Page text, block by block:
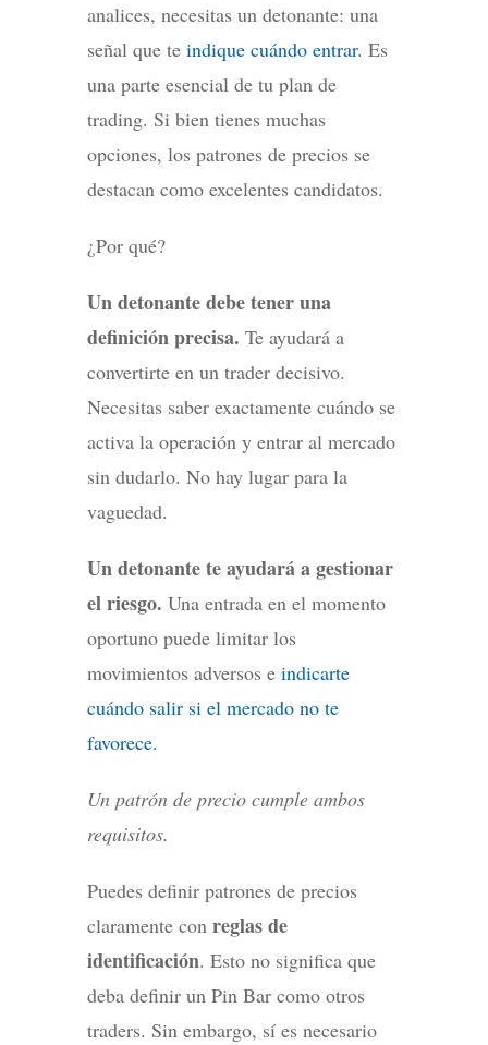
analices, necesitas un detonante: una
señal que te indique cuándo entrar. Es
una parte esencial de tu plan de
trading. Si bien tienes muchas
opciones, los patrones de precios se
destacan como excelentes candidatos.
¿Por qué?
Un detonante debe tener una
definición precisa. Te ayudará a
convertirte en un trader decisivo.
Necesitas saber exactamente cuándo se
activa la operación y entrar al mercado
sin dudarlo. No hay lugar para la
vaguedad.
Un detonante te ayudará a gestionar
el riesgo. Una entrada en el momento
oportuno puede limitar los
movimientos adversos e indicarte
cuándo salir si el mercado no te
favorece.
Un patrón de precio cumple ambos
requisitos.
Puedes definir patrones de precios
claramente con reglas de
identificación. Esto no significa que
deba definir un Pin Bar como otros
traders. Sin embargo, sí es necesario